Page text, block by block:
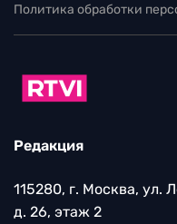
Политика обработки
Редакция
115280, г. Москва, ул.
д. 26, этаж 2